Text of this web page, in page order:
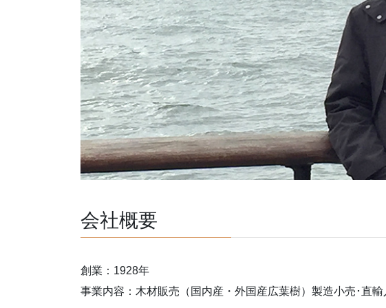
会社概要
創業：1928年
事業内容：木材販売（国内産・外国産広葉樹）製造小売･直輸